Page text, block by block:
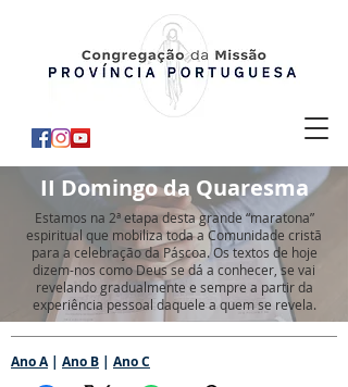
II Domingo da Quaresma
Estamos na 2ª etapa desta grande “maratona”
espiritual que mobiliza toda a Comunidade cristã
para a celebração da Páscoa. Os textos de hoje
dizem-nos como Deus se dá a conhecer, se vai
revelando gradualmente e sempre a partir da
experiência pessoal daquele a quem se revela.
Ano A| Ano B | Ano C